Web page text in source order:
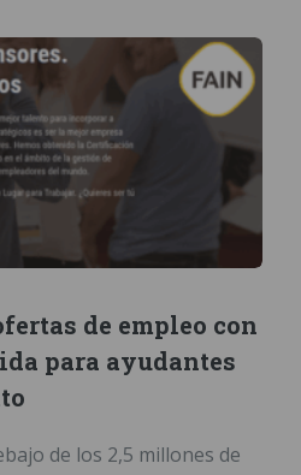
de empleo con
para ayudantes
de los 2,5 millones de